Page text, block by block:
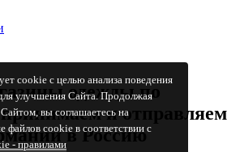
cookie с целью анализа поведения
улучшения Сайта. Продолжая
Сайтом, вы соглашаетесь на
файлов cookie в соответствии с
- правилами
одежды по
и отправляем
в Россию